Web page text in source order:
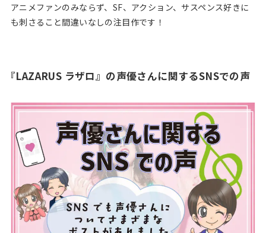
アニメファンのみならず、SF、アクション、サスペンス好きに
も刺さること間違いなしの注目作です！
『LAZARUS ラザロ』の声優さんに関するSNSでの声